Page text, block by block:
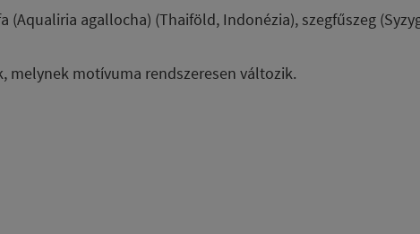
agallocha) (Thaiföld, Indonézia), szegfűszeg
melynek motívuma rendszeresen változik.